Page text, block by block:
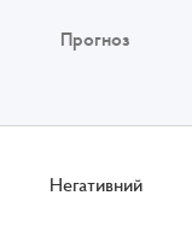
Прогноз
Негативний